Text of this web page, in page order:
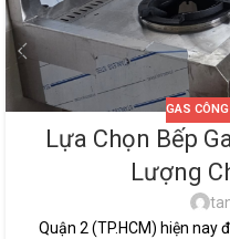
GAS
Lựa Chọn Bếp
Lượng
Quận 2 (TP.HCM) hiện